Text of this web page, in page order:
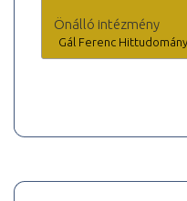
Önálló intézmény
Gál Ferenc